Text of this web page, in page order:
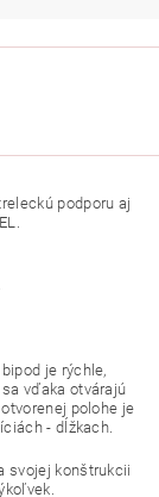
podporu aj
je rýchle,
vďaka otvárajú
polohe je
- dĺžkach.
svojej konštrukcii